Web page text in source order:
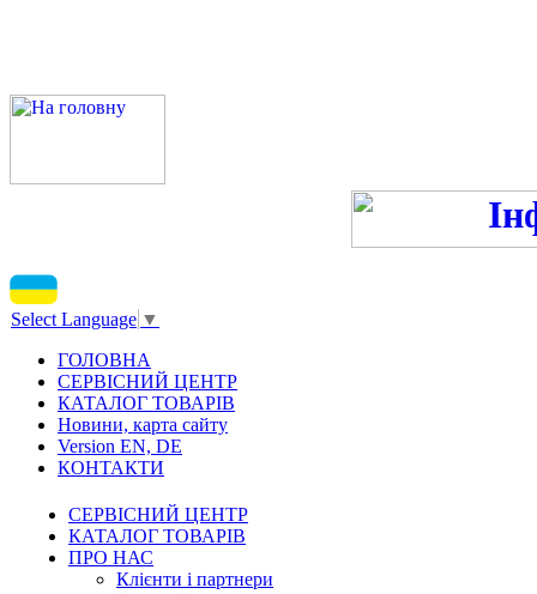
Select Language ▼
ГОЛОВНА
СЕРВІСНИЙ ЦЕНТР
КАТАЛОГ ТОВАРІВ
Новини, карта сайту
Version EN, DE
КОНТАКТИ
СЕРВІСНИЙ ЦЕНТР
КАТАЛОГ ТОВАРІВ
ПРО НАС
Клієнти і партнери